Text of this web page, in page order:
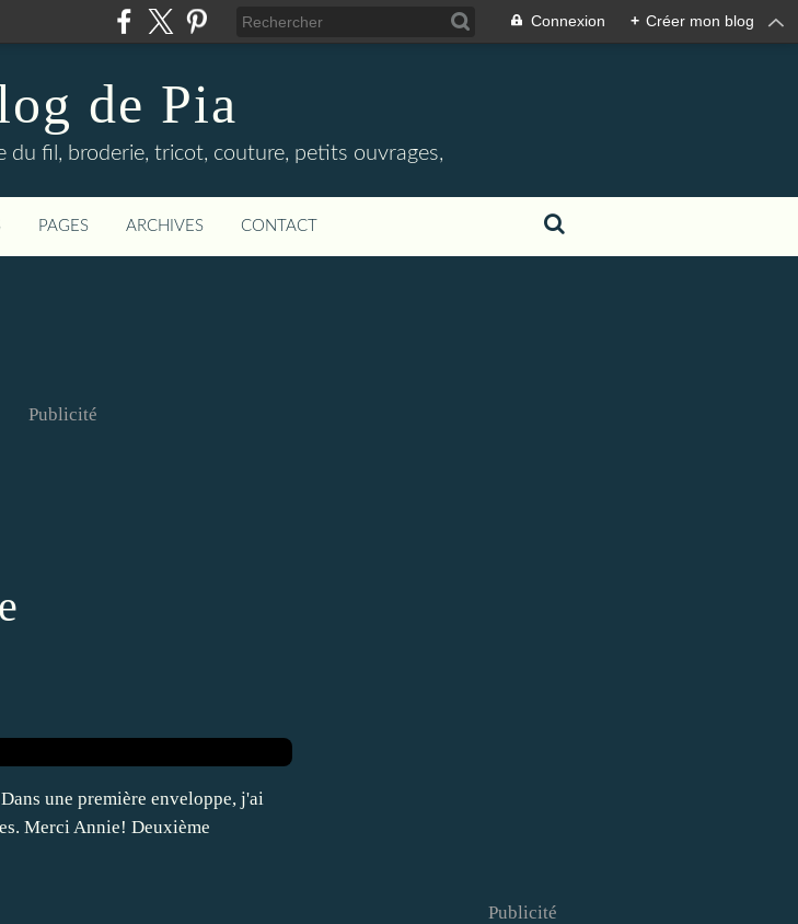
Connexion + Créer mon blog
de Pia
fil, broderie, tricot, couture, petits ouvrages,
PAGES ARCHIVES CONTACT
Publicité
une première enveloppe, j'ai
Merci Annie! Deuxième
Publicité